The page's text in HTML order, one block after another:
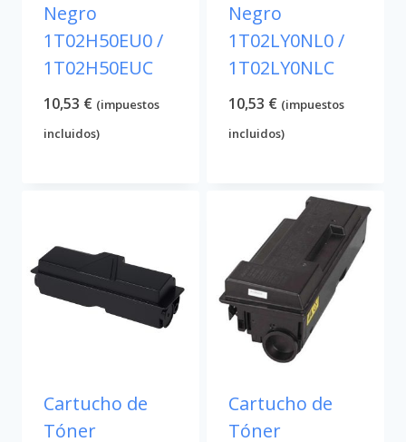
Negro
1T02H50EU0 /
1T02H50EUC
10,53 € (impuestos
incluidos)
Negro
1T02LY0NL0 /
1T02LY0NLC
10,53 € (impuestos
incluidos)
Cartucho de
Tóner
Cartucho de
Tóner